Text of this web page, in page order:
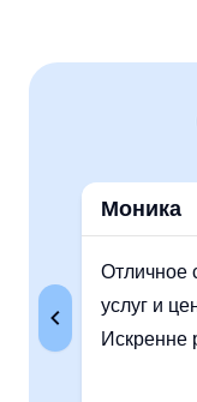
Моника
Отличное
услуг и
Искренне